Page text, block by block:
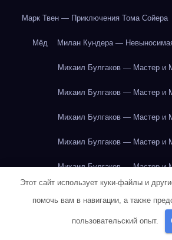
Марк Твен — Приключения Тома Сойера
Мёд Милан Кундера —
Михаил Булгаков — Мастер и
Михаил Булгаков — Мастер и
Михаил Булгаков — Мастер и
Михаил Булгаков — Мастер и
Михаил Булгаков — Мастер и
Михаил Булгаков — Мастер и
Этот сайт использует куки-файлы и
помочь вам в навигации, а также
пользовательский опыт.